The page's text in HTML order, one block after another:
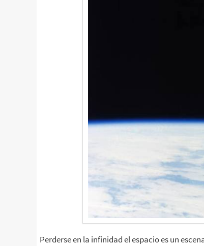
Perderse en la infinidad el espacio es un